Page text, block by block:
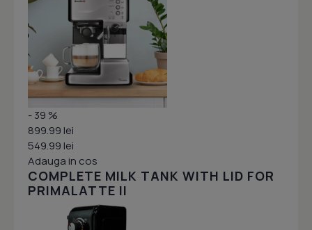
- 39 %
899.99 lei
549.99 lei
Adauga in cos
COMPLETE MILK TANK WITH LID FOR
PRIMALATTE II